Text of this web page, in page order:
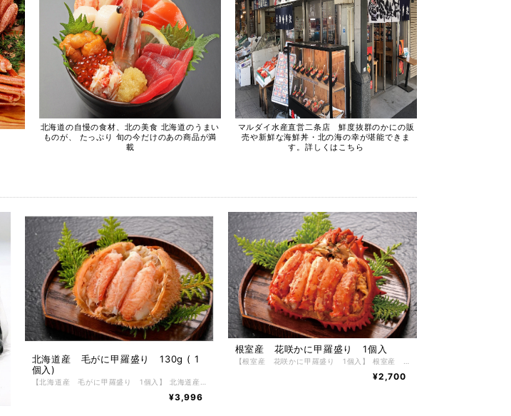
北海道の自慢の食材、北の美食 北海道のうまい
ものが、 たっぷり 旬の今だけのあの商品が満
載
マルダイ水産直営二条店 鮮度抜群のかにの販
売や新鮮な海鮮丼・北の海の幸が堪能できま
す。詳しくはこちら
北海道産 毛がに甲羅盛り 130g ( 1
個入)
¥3,996
根室産 花咲かに甲羅盛り 1個入
¥2,700